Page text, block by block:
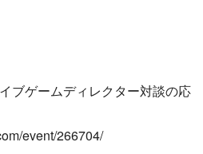
ブゲームディレクター対談の応
event/266704/